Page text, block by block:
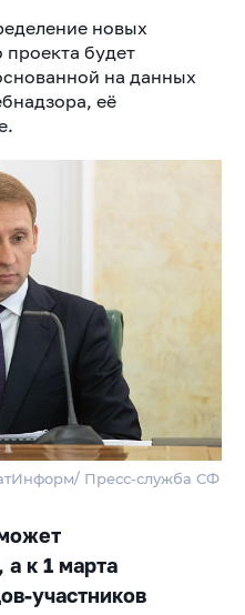
новых
проекта будет
на данных
её
Пресс-служба СФ
к 1 марта
участников